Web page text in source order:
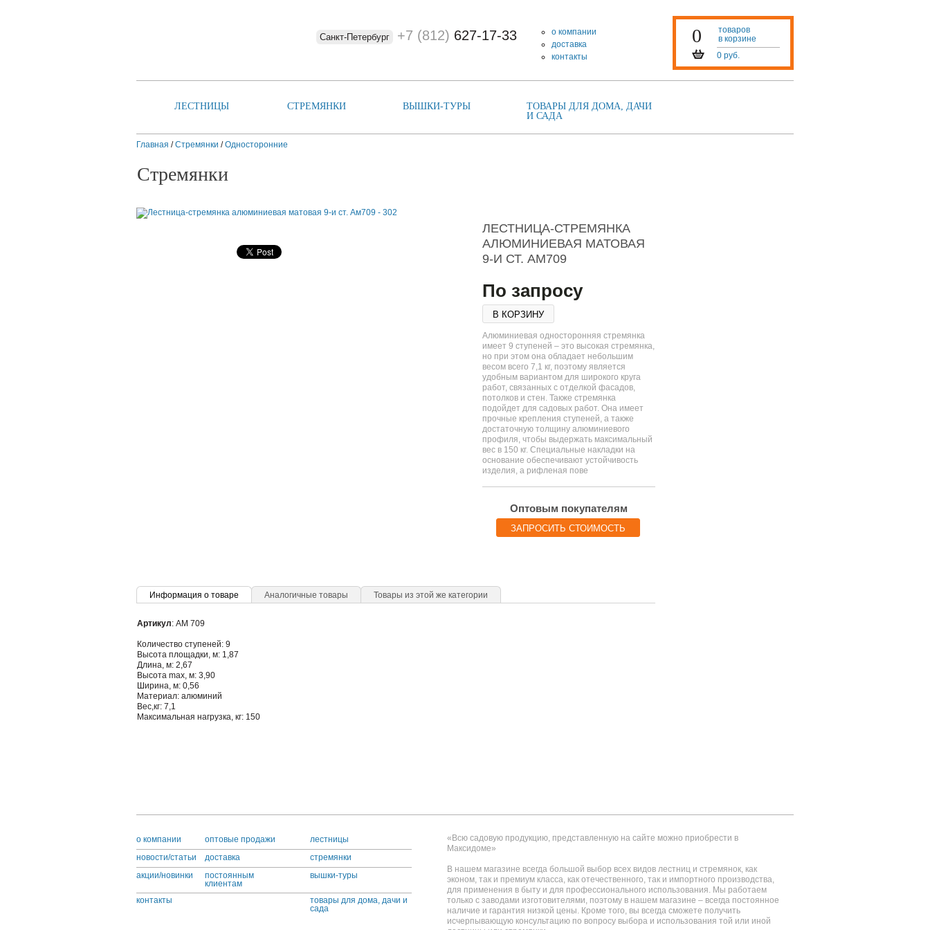
Санкт-Петербург +7 (812) 627-17-33
о компании
доставка
контакты
0
товаров
в корзине
0 руб.
ЛЕСТНИЦЫ СТРЕМЯНКИ ВЫШКИ-ТУРЫ
ТОВАРЫ ДЛЯ ДОМА, ДАЧИ
И САДА
Главная /Стремянки /Односторонние
Стремянки
ЛЕСТНИЦА-СТРЕМЯНКА
АЛЮМИНИЕВАЯ МАТОВАЯ
9-И СТ. АМ709
По запросу
В КОРЗИНУ
Алюминиевая односторонняя стремянка
имеет 9 ступеней – это высокая стремянка,
но при этом она обладает небольшим
весом всего 7,1 кг, поэтому является
удобным вариантом для широкого круга
работ, связанных с отделкой фасадов,
потолков и стен. Также стремянка
подойдет для садовых работ. Она имеет
прочные крепления ступеней, а также
достаточную толщину алюминиевого
профиля, чтобы выдержать максимальный
вес в 150 кг. Специальные накладки на
основание обеспечивают устойчивость
изделия, а рифленая пове
Оптовым покупателям
ЗАПРОСИТЬ СТОИМОСТЬ
Информация о товаре Аналогичные товары Товары из этой же категории
Артикул: АМ 709
Количество ступеней: 9
Высота площадки, м: 1,87
Длина, м: 2,67
Высота max, м: 3,90
Ширина, м: 0,56
Материал: алюминий
Вес,кг: 7,1
Максимальная нагрузка, кг: 150
o компании
новости/статьи
акции/новинки
контакты
оптовые продажи
доставка
постоянным
клиентам
лестницы
стремянки
вышки-туры
товары для дома, дачи и
сада
«Всю садовую продукцию, представленную на сайте можно приобрести в
Максидоме»
В нашем магазине всегда большой выбор всех видов лестниц и стремянок, как
эконом, так и премиум класса, как отечественного, так и импортного производства,
для применения в быту и для профессионального использования. Мы работаем
только с заводами изготовителями, поэтому в нашем магазине – всегда постоянное
наличие и гарантия низкой цены. Кроме того, вы всегда сможете получить
исчерпывающую консультацию по вопросу выбора и использования той или иной